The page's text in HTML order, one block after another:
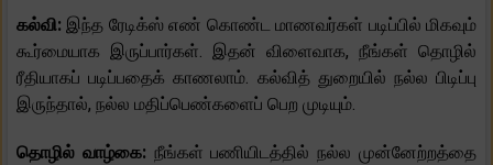
கல்வி:இந்த ரேடிக்ஸ் எண் கொண்ட மாணவர்கள் படிப்பில் மிகவும்
கூர்மையாக இருப்பார்கள். இதன் விளைவாக, நீங்கள் தொழில்
ரீதியாகப் படிப்பதைக் காணலாம். கல்வித் துறையில் நல்ல பிடிப்பு
இருந்தால், நல்ல மதிப்பெண்களைப் பெற முடியும்.
தொழில் வாழ்கை: நீங்கள் பணியிடத்தில் நல்ல முன்னேற்றத்தை